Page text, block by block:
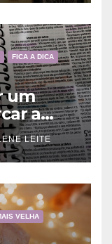
FICA A DICA
um
a
LEITE
VELHA